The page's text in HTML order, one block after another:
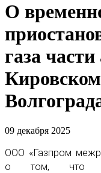
О
газа
09 декабря 2025
ООО «Газпром
о том, что в